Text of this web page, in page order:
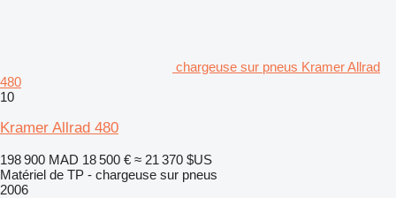
chargeuse sur pneus Kramer Allrad
480
10
Kramer Allrad 480
198 900 MAD 18 500 € ≈ 21 370 $US
Matériel de TP - chargeuse sur pneus
2006